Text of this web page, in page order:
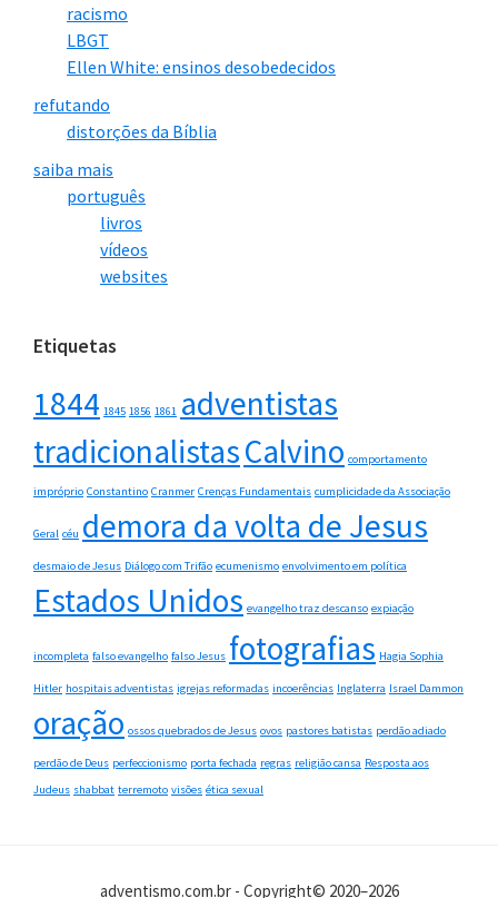
racismo
LBGT
Ellen White: ensinos desobedecidos
refutando
distorções da Bíblia
saiba mais
português
livros
vídeos
websites
Etiquetas
1844 1845 1856 1861 adventistas
tradicionalistasCalvino comportamento
impróprio Constantino Cranmer Crenças Fundamentais cumplicidade da Associação
Geral céu demora da volta de Jesus
desmaio de Jesus Diálogo com Trifão ecumenismo envolvimento em política
Estados Unidos evangelho traz descanso expiação
incompleta falso evangelho falso Jesus fotografias Hagia Sophia
Hitler hospitais adventistas igrejas reformadas incoerências Inglaterra Israel Dammon
oração ossos quebrados de Jesus ovos pastores batistas perdão adiado
perdão de Deus perfeccionismo porta fechada regras religião cansa Resposta aos
Judeus shabbat terremoto visões ética sexual
adventismo.com.br - Copyright© 2020–2026